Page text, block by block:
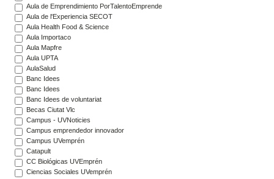
Aula de Emprendimiento PorTalentoEmprende
Aula de l'Experiencia SECOT
Aula Health Food & Science
Aula Importaco
Aula Mapfre
Aula UPTA
AulaSalud
Banc Idees
Banc Idees
Banc Idees de voluntariat
Becas Ciutat Vlc
Campus - UVNoticies
Campus emprendedor innovador
Campus UVemprén
Catapult
CC Biológicas UVEmprén
Ciencias Sociales UVemprén